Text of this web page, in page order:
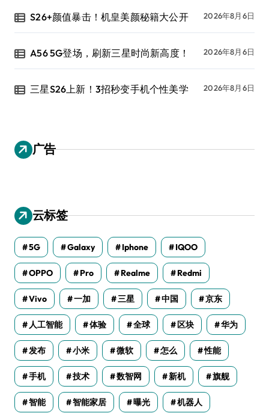
S26+颜值暴击！机皇美颜秘籍大公开 2026年8月6日
A56 5G登场，刷新三星时尚新高度！ 2026年8月6日
三星S26上新！3招秒变手机个性美学 2026年8月6日
广告
云标签
5G Galaxy Iphone IQOO
OPPO Pro Realme Redmi
Vivo 一加 三星 中国 京东
人工智能 体验 全球 区块 华为
发布 小米 微软 怎么 性能
手机 技术 数智网 新机 旗舰
智能 智能家居 曝光 机器人